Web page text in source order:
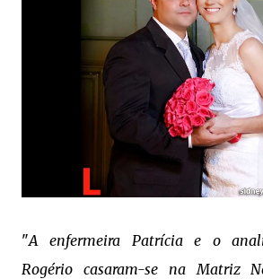
"A enfermeira Patrícia e o
Rogério casaram-se na Matriz